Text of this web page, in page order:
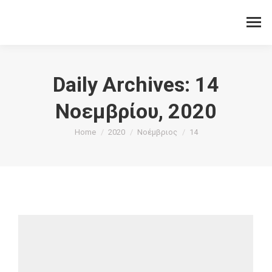
Daily Archives: 14
Νοεμβρίου, 2020
You are here:
Home 2020 Νοέμβριος 14